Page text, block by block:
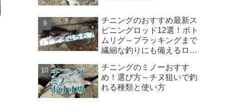
チニングのおすすめ最新ス
ピニングロッド12選！ボト
ムリグ～プラッキングまで
繊細な釣りにも備えるロッ
チニングのミノーおすす
め！選び方～チヌ狙いで釣
れる種類と使い方